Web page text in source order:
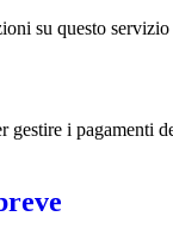
su questo servizio
gestire i pagamenti